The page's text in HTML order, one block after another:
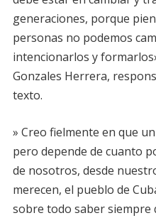
generaciones, porque
personas no podemos
intencionarlos y
Gonzales Herrera,
texto.
» Creo fielmente en que
pero depende de cuanto
de nosotros, desde
merecen, el pueblo de
sobre todo saber siempre